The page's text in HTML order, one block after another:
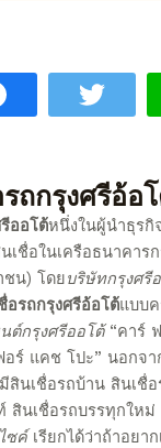
ถกรุงศรีอ้อ
ออโต้หนึ่งในผู้นำธุรกิ
เชื่อในเครือธนาคาร
ชน) โดยบริษัทกรุงศรี
อรถกรุงศรีอ้อโต้แบบ
ต์กรุงศรีออโต้“คาร์
อร์ แคช โปะ” นอกจ
สินเชื่อรถบ้าน สินเชื่อ
สินเชื่อรถบรรทุกใหม่
ซค์เรียกได้ว่าถ้าอยา